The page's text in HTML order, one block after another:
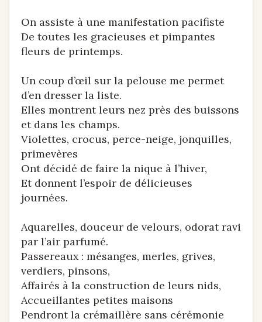
On assiste à une manifestation pacifiste
De toutes les gracieuses et pimpantes
fleurs de printemps.
Un coup d’œil sur la pelouse me permet
d’en dresser la liste.
Elles montrent leurs nez près des buissons
et dans les champs.
Violettes, crocus, perce-neige, jonquilles,
primevères
Ont décidé de faire la nique à l’hiver,
Et donnent l’espoir de délicieuses
journées.
Aquarelles, douceur de velours, odorat ravi
par l’air parfumé.
Passereaux : mésanges, merles, grives,
verdiers, pinsons,
Affairés à la construction de leurs nids,
Accueillantes petites maisons
Pendront la crémaillère sans cérémonie